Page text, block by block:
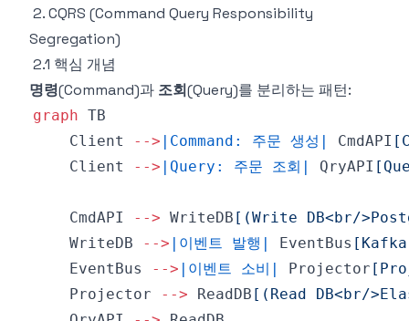
2. CQRS (Command Query Responsibility
Segregation)
2.1 핵심 개념
명령(Command)과 조회(Query)를 분리하는 패턴:
graph
    Client
--> |Command: 주문 생성| CmdAPI
    Client
--> |Query: 주문 조회| QryAPI
    CmdAPI
--> WriteDB [(Write DB<br/
    WriteDB
--> |이벤트 발행| EventBus
    EventBus
--> |이벤트 소비| Projector
    Projector
--> ReadDB [(Read DB<br/